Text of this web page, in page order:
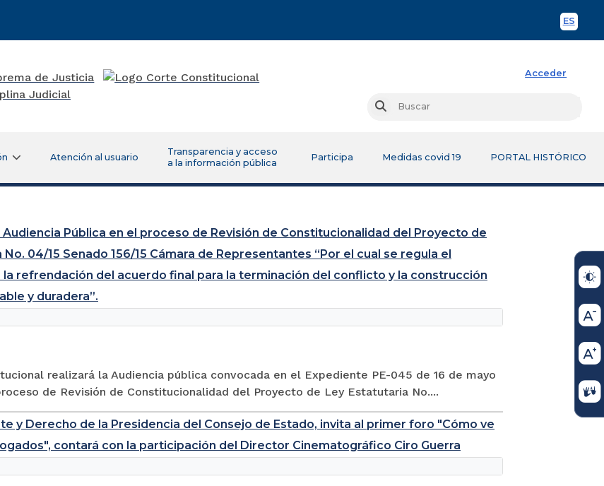
ES
Acceder
Buscar
Atención al usuario
Transparencia y acceso
a la información pública
Participa Medidas covid 19 PORTAL HISTÓRICO
Pública en el proceso de Revisión de Constitucionalidad del Proyecto de
04/15 Senado 156/15 Cámara de Representantes “Por el cual se regula el
la refrendación del acuerdo final para la terminación del conflicto y la construcción
y duradera”.
realizará la Audiencia pública convocada en el Expediente PE-045 de 16 de mayo
de Revisión de Constitucionalidad del Proyecto de Ley Estatutaria No....
y Derecho de la Presidencia del Consejo de Estado, invita al primer foro "Cómo ve
contará con la participación del Director Cinematográfico Ciro Guerra